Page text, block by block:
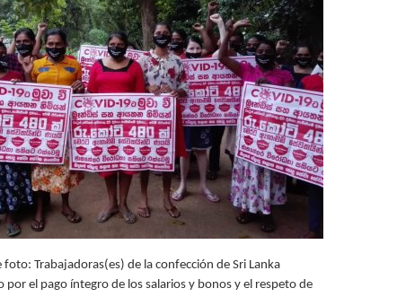
foto: Trabajadoras(es) de la confección de Sri Lanka
por el pago íntegro de los salarios y bonos y el respeto de
o
r
m